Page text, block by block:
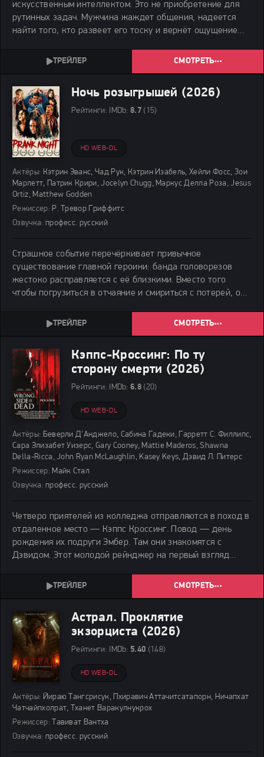
искусственным интеллектом. Это не приобретение для
рутинных задач. Мужчина жаждет общения, надеется
найти того, кто развеет его тоску и вернёт ощущение
СМОТРЕТЬ
Ночь розыгрышей (2026)
Рейтинги: IMDb:8.7 (15)
HD WEB-DL
Актёры: Кэтрин Эванс, Чад Рук, Кэтрин Изабель, Хейли Фосс, Зои
Марлетт, Патрик Крири, Jocelyn Chugg, Маркус Делла Роза, Jesus
Ortiz, Matthew Godden
Режиссер: Р. Тревор Гриффитс
Озвучка: професс. русский
Страшное событие перечёркивает привычное
существование главной героини: банда головорезов
жестоко расправляется с её близкими. Вместо того
чтобы погрузиться в отчаяние и смириться с потерей, она
перед собой цель — отыскать всех преступников и
СМОТРЕТЬ
Кэппс-Кроссинг: По ту
сторону смерти (2026)
Рейтинги: IMDb:6.8 (20)
HD WEB-DL
Актёры: Беверли Д'Анджело, Сабина Гадеки, Гарретт С. Филлипс,
Сара Элизабет Уизерс, Gary Cooney, Mattie Maderos, Shawna
Della-Ricca, John Ryan McLaughlin, Kasey Keys, Дэвид Л. Питерс
Режиссер: Майк Стал
Озвучка: професс. русский
Четверо приятелей из колледжа отправляются в поход в
отдаленное место — Кэппс Кроссинг. Повод — день
рождения их подруги Эмбер. Там они знакомятся с
Дэвидом. Этот молодой рейнджер на первый взгляд
грозит смертью. Преступник методичноСМОТРЕТЬ
Астрал. Проклятие
экзорциста (2026)
Рейтинги: IMDb: 5.40 (148)
HD WEB-DL
Актёры: Йираю Тангсрисук, Пхиравич Аттачитсатапорн, Ничапхат
Чатчайпхолрат, Тханет Варакулнукрох
Режиссер: Тавиват Вантха
Озвучка: професс. русский